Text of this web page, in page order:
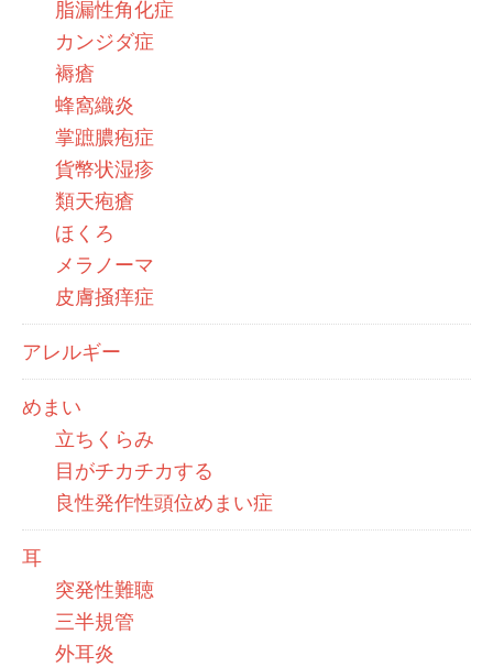
脂漏性角化症
カンジダ症
褥瘡
蜂窩織炎
掌蹠膿疱症
貨幣状湿疹
類天疱瘡
ほくろ
メラノーマ
皮膚掻痒症
アレルギー
めまい
立ちくらみ
目がチカチカする
良性発作性頭位めまい症
耳
突発性難聴
三半規管
外耳炎